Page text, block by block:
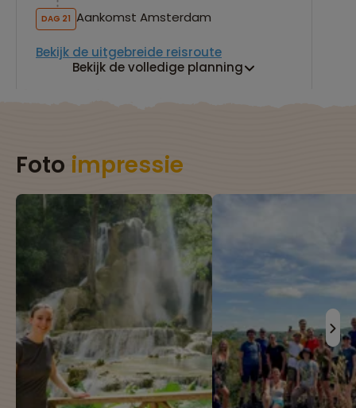
DAG 21 Aankomst Amsterdam
Bekijk de uitgebreide reisroute
Bekijk de volledige planning
Foto impressie